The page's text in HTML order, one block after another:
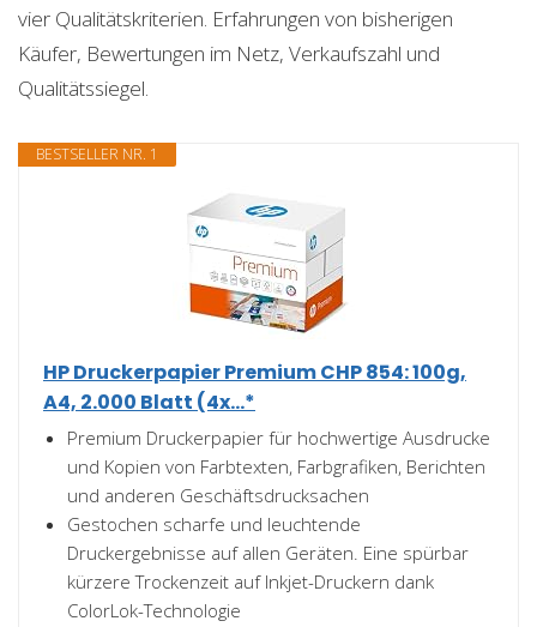
vier Qualitätskriterien. Erfahrungen von bisherigen
Käufer, Bewertungen im Netz, Verkaufszahl und
Qualitätssiegel.
BESTSELLER NR. 1
HP Druckerpapier Premium CHP 854: 100g,
A4, 2.000 Blatt (4x...*
Premium Druckerpapier für hochwertige Ausdrucke
und Kopien von Farbtexten, Farbgrafiken, Berichten
und anderen Geschäftsdrucksachen
Gestochen scharfe und leuchtende
Druckergebnisse auf allen Geräten. Eine spürbar
kürzere Trockenzeit auf Inkjet-Druckern dank
ColorLok-Technologie